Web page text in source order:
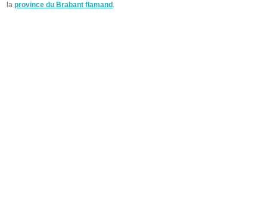
la province du Brabant flamand .